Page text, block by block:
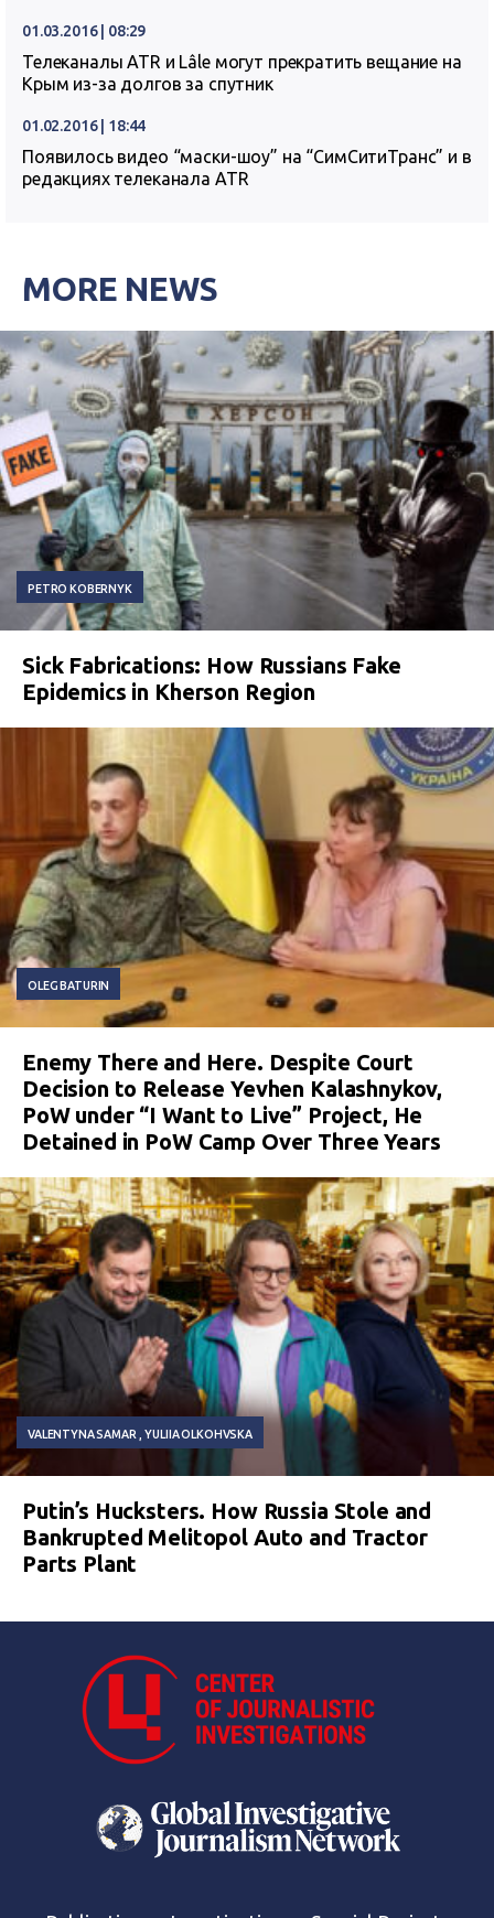
01.03.2016 | 08:29
Телеканалы ATR и Lâle могут прекратить вещание на
Крым из-за долгов за спутник
01.02.2016 | 18:44
Появилось видео “маски-шоу” на “СимСитиТранс” и в
редакциях телеканала ATR
MORE NEWS
PETRO KOBERNYK
Sick Fabrications: How Russians Fake
Epidemics in Kherson Region
OLEG BATURIN
Enemy There and Here. Despite Court
Decision to Release Yevhen Kalashnykov,
PoW under “I Want to Live” Project, He
Detained in PoW Camp Over Three Years
VALENTYNA SAMAR YULIIA OLKOHVSKA
Putin’s Hucksters. How Russia Stole and
Bankrupted Melitopol Auto and Tractor
Parts Plant